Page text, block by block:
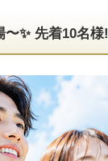
✨ 先着10名様